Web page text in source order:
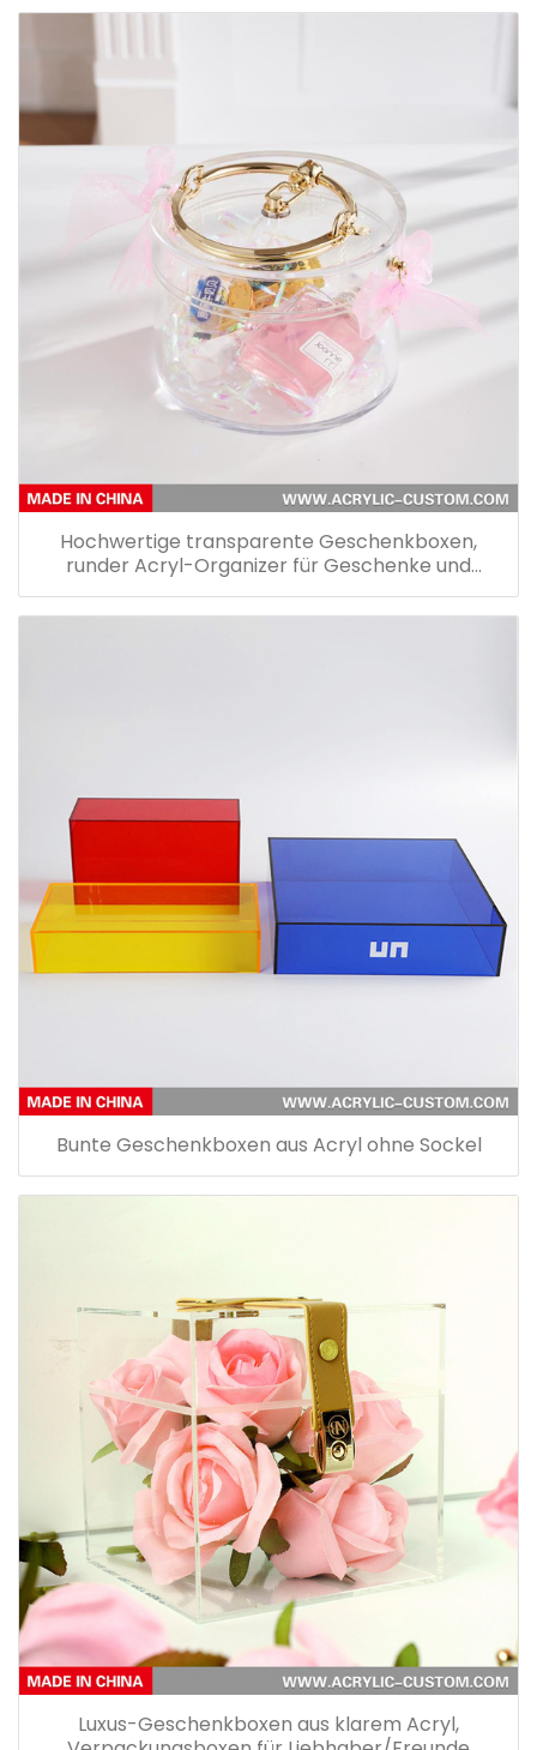
Hochwertige transparente Geschenkboxen,
runder Acryl-Organizer für Geschenke und
Aufbewahrung
Bunte Geschenkboxen aus Acryl ohne Sockel
Luxus-Geschenkboxen aus klarem Acryl,